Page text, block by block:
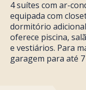
4 suítes com ar-
equipada com
dormitório
oferece piscina,
e vestiários. Para
garagem para até